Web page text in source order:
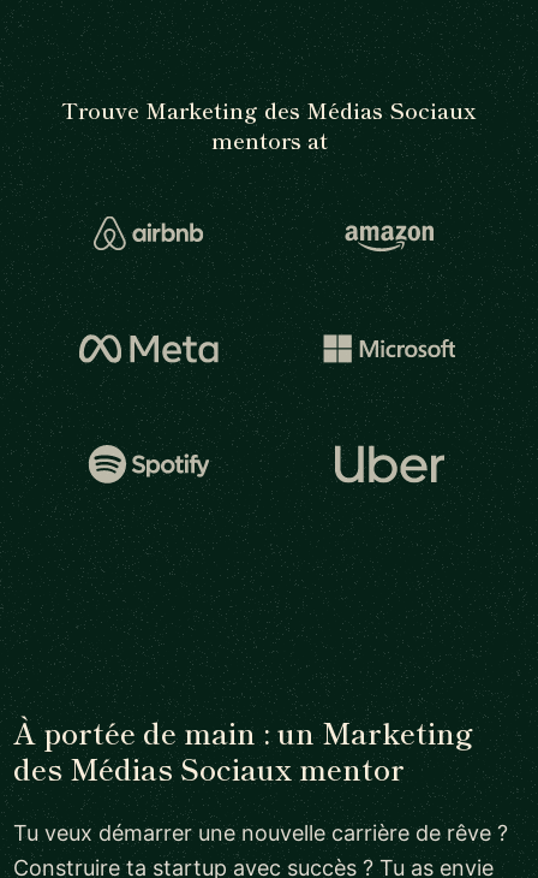
Trouve Marketing des Médias Sociaux
mentors at
À portée de main : un Marketing
des Médias Sociaux mentor
Tu veux démarrer une nouvelle carrière de rêve ?
Construire ta startup avec succès ? Tu as envie